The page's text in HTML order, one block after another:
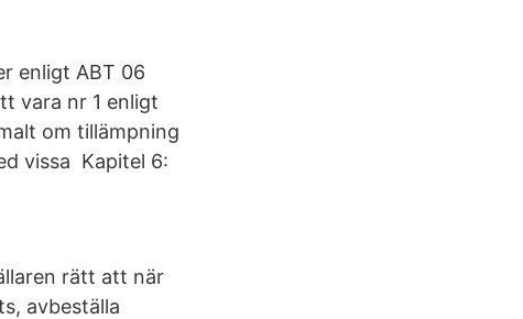
enligt ABT 06
vara nr 1 enligt
om tillämpning
vissa Kapitel 6:
rätt att när
avbeställa